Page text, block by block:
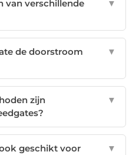
van verschillende
▼
de doorstroom
▼
zijn
▼
geschikt voor
▼